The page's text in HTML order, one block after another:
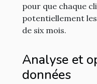
pour que chaque
potentiellement
de six mois.
Analyse et
données